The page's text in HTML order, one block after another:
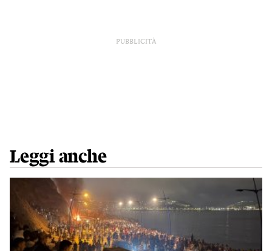
PUBBLICITÀ
Leggi anche